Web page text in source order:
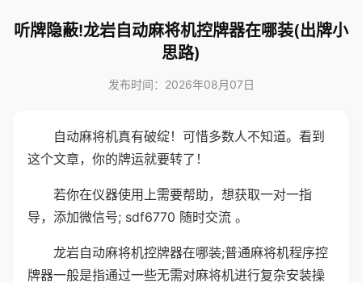
听牌隐蔽!龙岩自动麻将机控牌器在哪装(出牌小
思路)
发布时间：2026年08月07日
自动麻将机真有破绽！可惜多数人不知道。看到
这个文章，你的牌运就要转了！
若你在仪器使用上需要帮助，想获取一对一指
导，添加微信号; sdf6770 随时交流 。
龙岩自动麻将机控牌器在哪装;普通麻将机程序控
牌器一般是指通过一些无需对麻将机进行复杂安装操